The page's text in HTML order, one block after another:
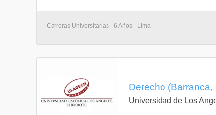
Carreras Universitarias - 6 Años - Lima
Derecho (Barranca,
Universidad de Los